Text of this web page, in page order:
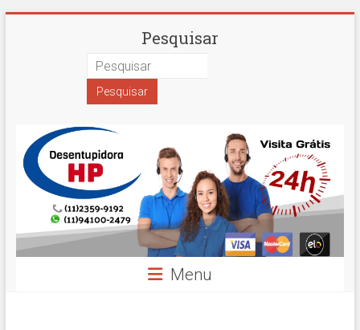
Desentupidora
Paulo
Hidro
Prime
Pesquisar
Menu